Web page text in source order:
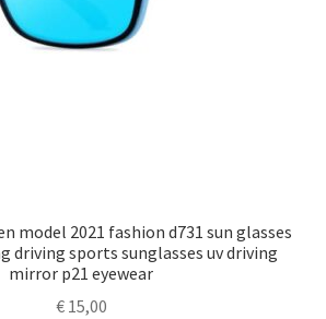
model 2021 fashion d731 sun glasses
driving sports sunglasses uv driving
mirror p21 eyewear
€15,00